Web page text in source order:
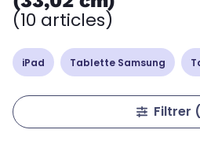
(10 articles)
iPad Tablette Samsung
Filtrer